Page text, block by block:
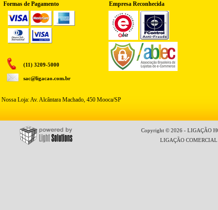
Formas de Pagamento Empresa Reconhecida
(11) 3209-5000
sac@ligacao.com.br
Nossa Loja: Av. Alcântara Machado, 450 Mooca/SP
Copyright © 2026 - LIGAÇÃO
LIGAÇÃO